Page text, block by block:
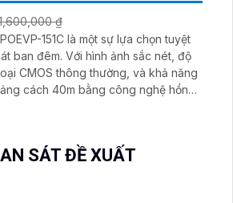
₫
151C là một sự lựa chọn tuyệt
ảnh sắc nét, độ
CMOS thông thường, và khả năng
cách 40m bằng công nghệ hồng
SÁT ĐỀ XUẤT